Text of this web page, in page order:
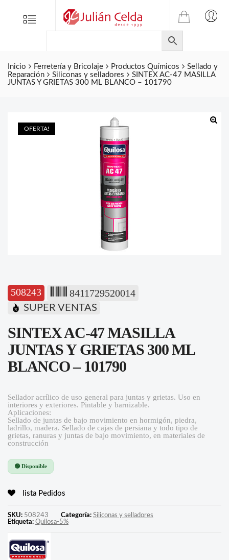
Menu
TIENDA
ONLINE
DE
JULIAN
CELDA
S.L.
Inicio Ferretería y Bricolaje Productos Químicos
Sellado y
Reparación
Siliconas y selladores
SINTEX AC-47 MASILLA
JUNTAS Y GRIETAS 300 ML BLANCO – 101790
OFERTA!
508243 8411729520014
SUPER VENTAS
SINTEX AC-47 MASILLA
JUNTAS Y GRIETAS 300 ML
BLANCO – 101790
Sellador acrílico de uso general para juntas y grietas. Uso en
interiores y exteriores. Pintable y barnizable.
Aplicaciones:
Sellado de juntas de bajo movimiento en hormigón, piedra,
ladrillo, madera. Sellado de cajas de persiana y todo tipo de
grietas, ranuras y juntas de bajo movimiento, en materiales de
construcción
🟢 Disponible
lista Pedidos
SKU: 508243 Categoría: Siliconas y selladores
Etiqueta: Quilosa-5%
Folletos
Contacto